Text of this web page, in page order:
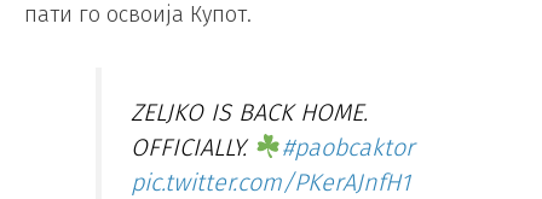
пати го освоија Купот.
ZELJKO IS BACK HOME.
OFFICIALLY.
#paobcaktor
pic.twitter.com/PKerAJnfH1